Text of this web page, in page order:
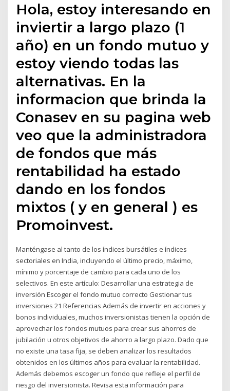
Hola, estoy interesando en
inviertir a largo plazo (1
año) en un fondo mutuo y
estoy viendo todas las
alternativas. En la
informacion que brinda la
Conasev en su pagina web
veo que la administradora
de fondos que más
rentabilidad ha estado
dando en los fondos
mixtos ( y en general ) es
Promoinvest.
Manténgase al tanto de los índices bursátiles e índices
sectoriales en India, incluyendo el último precio, máximo,
mínimo y porcentaje de cambio para cada uno de los
selectivos. En este artículo: Desarrollar una estrategia de
inversión Escoger el fondo mutuo correcto Gestionar tus
inversiones 21 Referencias Además de invertir en acciones y
bonos individuales, muchos inversionistas tienen la opción de
aprovechar los fondos mutuos para crear sus ahorros de
jubilación u otros objetivos de ahorro a largo plazo. Dado que
no existe una tasa fija, se deben analizar los resultados
obtenidos en los últimos años para evaluar la rentabilidad.
Además debemos escoger un fondo que refleje el perfil de
riesgo del inversionista. Revisa esta información para